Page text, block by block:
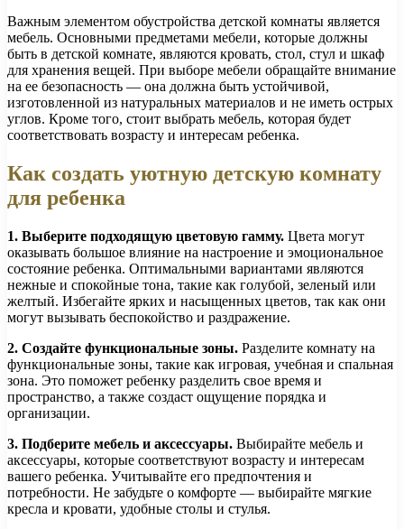
Важным элементом обустройства детской комнаты является
мебель. Основными предметами мебели, которые должны
быть в детской комнате, являются кровать, стол, стул и шкаф
для хранения вещей. При выборе мебели обращайте внимание
на ее безопасность — она должна быть устойчивой,
изготовленной из натуральных материалов и не иметь острых
углов. Кроме того, стоит выбрать мебель, которая будет
соответствовать возрасту и интересам ребенка.
Как создать уютную детскую комнату
для ребенка
1. Выберите подходящую цветовую гамму. Цвета могут
оказывать большое влияние на настроение и эмоциональное
состояние ребенка. Оптимальными вариантами являются
нежные и спокойные тона, такие как голубой, зеленый или
желтый. Избегайте ярких и насыщенных цветов, так как они
могут вызывать беспокойство и раздражение.
2. Создайте функциональные зоны. Разделите комнату на
функциональные зоны, такие как игровая, учебная и спальная
зона. Это поможет ребенку разделить свое время и
пространство, а также создаст ощущение порядка и
организации.
3. Подберите мебель и аксессуары. Выбирайте мебель и
аксессуары, которые соответствуют возрасту и интересам
вашего ребенка. Учитывайте его предпочтения и
потребности. Не забудьте о комфорте — выбирайте мягкие
кресла и кровати, удобные столы и стулья.